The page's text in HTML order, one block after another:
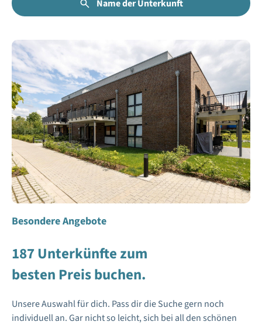
Name der Unterkunft
Besondere Angebote
187 Unterkünfte zum
besten Preis buchen.
Unsere Auswahl für dich. Pass dir die Suche gern noch
individuell an. Gar nicht so leicht, sich bei all den schönen